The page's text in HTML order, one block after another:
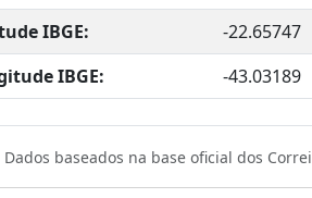
IBGE:
-22.65747
IBGE:
-43.03189
Dados baseados na base oficial dos